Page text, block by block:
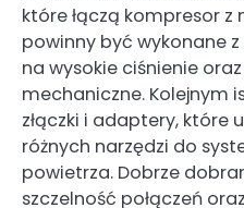
które łączą kompresor z
powinny być wykonane
na wysokie ciśnienie
mechaniczne. Kolejnym
złączki i adaptery, które
różnych narzędzi do
powietrza. Dobrze
szczelność połączeń